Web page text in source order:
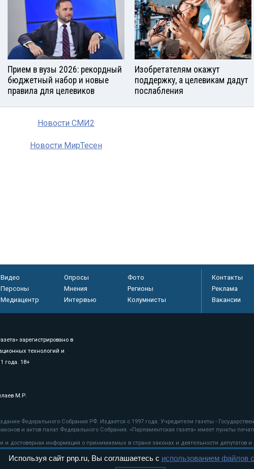
Прием в вузы 2026: рекордный
бюджетный набор и новые
правила для целевиков
Изобретателям окажут
поддержку, а целевикам дадут
послабления
Новости СМИ2
Новости МирТесен
Видео Опросы
Фото
Персоны
Мнения
Регионы
Медиацентр
Интервью Колумнисты
Контакты
Реклама
Вакансии
зарегистрировано в
технологий и
года. 18+
М.Р.
Федерального Собрания РФ. Издается с 1997 года. Учредители газеты -
и актов палат Федерального Собрания. «Парламентская газета» имеет пункты
и достоверная информация о принимаемых в стране законах и деятельности депутатов
технологии
Используя сайт pnp.ru, Вы соглашаетесь с использованием файлов